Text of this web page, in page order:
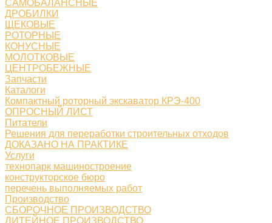
САМОБАЛАНСНЫЕ
ДРОБИЛКИ
ЩЕКОВЫЕ
РОТОРНЫЕ
КОНУСНЫЕ
МОЛОТКОВЫЕ
ЦЕНТРОБЕЖНЫЕ
Запчасти
Каталоги
Компактный роторный экскаватор КРЭ-400
ОПРОСНЫЙ ЛИСТ
Питатели
Решения для переработки строительных отходов
ДОКАЗАНО НА ПРАКТИКЕ
Услуги
технопарк машиностроение
конструкторское бюро
перечень выполняемых работ
Производство
СБОРОЧНОЕ ПРОИЗВОДСТВО
ЛИТЕЙНОЕ ПРОИЗВОДСТВО